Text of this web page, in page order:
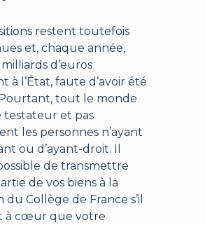
restent toutefois
et, chaque année,
d’euros
à l’État, faute d’avoir été
tout le monde
et pas
les personnes n’ayant
ou d’ayant-droit. Il
de transmettre
de vos biens à la
du Collège de France s’il
à cœur que votre